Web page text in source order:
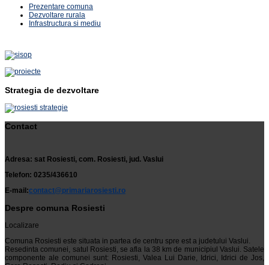
Prezentare comuna
Dezvoltare rurala
Infrastructura si mediu
Strategia de dezvoltare
Contact
Adresa: sat Rosiesti, com. Rosiesti, jud. Vaslui
Telefon: 0235/436610
E-mail:contact@primariarosiesti.ro
Despre comuna Rosiesti
Localizare
Comuna Rosiesti este situata in partea de centru spre est a judetului Vaslui.
Resedinta comunei, satul Rosiesti, se afla la 38 km de municipiul Vaslui. Satele
componente ale comunei sunt: Rosiesti, Valea Lui Darie, Idrici, Idrici de Jos,